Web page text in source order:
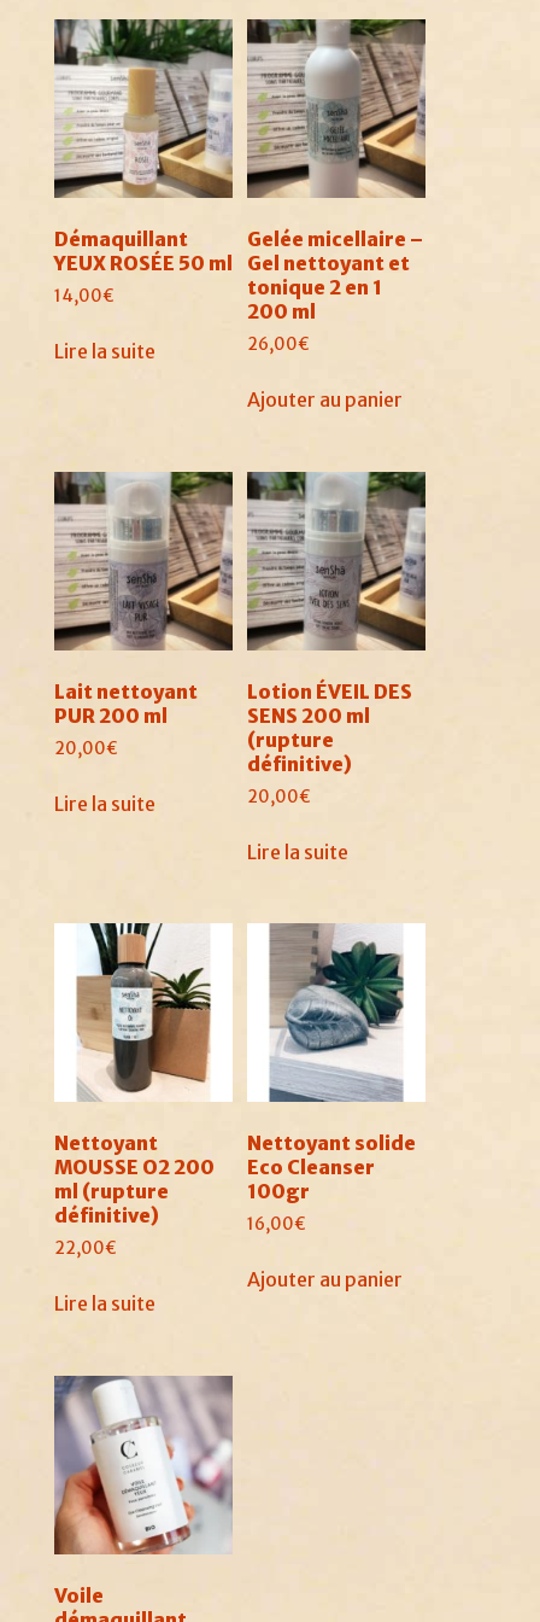
Démaquillant
YEUX ROSÉE 50 ml
14,00€
Lire la suite
Gelée micellaire –
Gel nettoyant et
tonique 2 en 1
200 ml
26,00€
Ajouter au panier
Lait nettoyant
PUR 200 ml
20,00€
Lire la suite
Lotion ÉVEIL DES
SENS 200 ml
(rupture
définitive)
20,00€
Lire la suite
Nettoyant
MOUSSE O2 200
ml (rupture
définitive)
22,00€
Lire la suite
Nettoyant solide
Eco Cleanser
100gr
16,00€
Ajouter au panier
Voile